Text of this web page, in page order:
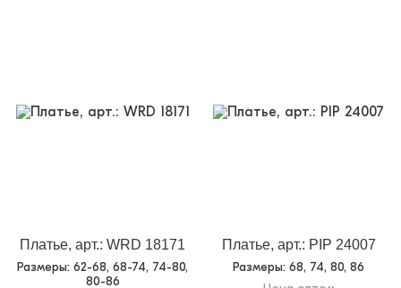
Платье, арт.: WRD 18171
Размеры: 62-68, 68-74, 74-80,
80-86
Платье, арт.: PIP 24007
Размеры: 68, 74, 80, 86